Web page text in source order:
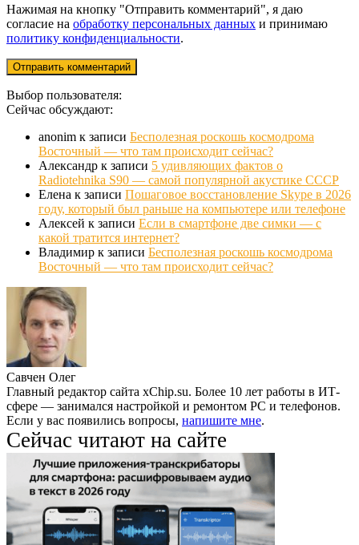
Нажимая на кнопку "Отправить комментарий", я даю
согласие на обработку персональных данных и принимаю
политику конфиденциальности.
Выбор пользователя:
Сейчас обсуждают:
anonim к записи Бесполезная роскошь космодрома
Восточный — что там происходит сейчас?
Александр к записи 5 удивляющих фактов о
Radiotehnika S90 — самой популярной акустике СССР
Елена к записи Пошаговое восстановление Skype в 2026
году, который был раньше на компьютере или телефоне
Алексей к записи Если в смартфоне две симки — с
какой тратится интернет?
Владимир к записи Бесполезная роскошь космодрома
Восточный — что там происходит сейчас?
Савчен Олег
Главный редактор сайта xChip.su. Более 10 лет работы в ИТ-
сфере — занимался настройкой и ремонтом PC и телефонов.
Если у вас появились вопросы, напишите мне.
Сейчас читают на сайте